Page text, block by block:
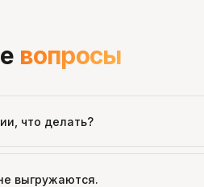
вопросы
что делать?
выгружаются.